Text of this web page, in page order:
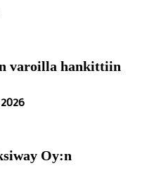
varoilla hankittiin
Oy:n